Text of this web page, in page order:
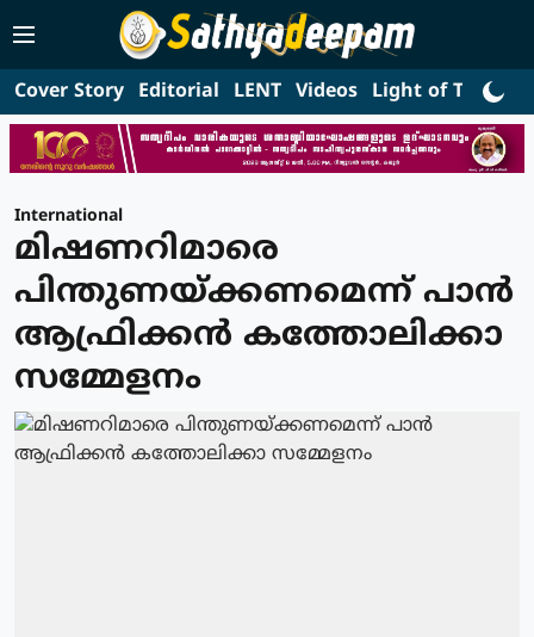
Cover Story Editorial LENT Videos Light of Truth
International
മിഷണറിമാരെ
പിന്തുണയ്ക്കണമെന്ന് പാന്‍
ആഫ്രിക്കന്‍ കത്തോലിക്കാ
സമ്മേളനം